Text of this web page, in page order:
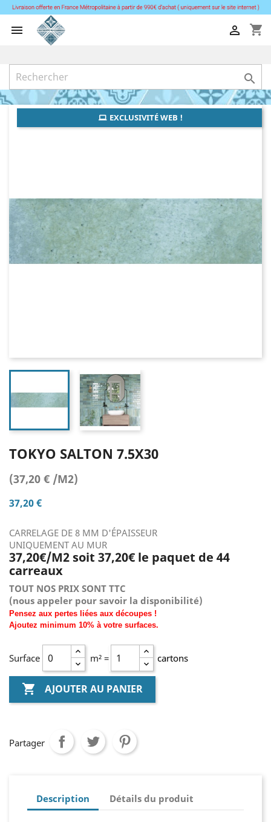
 shopping_cart


EXCLUSIVITÉ WEB !
TOKYO SALTON 7.5X30
(37,20 € /M2)
37,20 €
CARRELAGE DE 8 MM D'ÉPAISSEUR
UNIQUEMENT AU MUR
37,20€/M2 soit 37,20€ le paquet de 44
carreaux
TOUT NOS PRIX SONT TTC
(nous appeler pour savoir la disponibilité)
Pensez aux pertes liées aux découpes !
Ajoutez minimum 10% à votre surfaces.
Surface m² = cartons
 AJOUTER AU PANIER
Partager
Description Détails du produit